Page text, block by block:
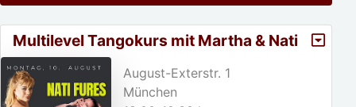
Multilevel Tangokurs mit Martha & Nati
Fures
August-Exterstr. 1
München